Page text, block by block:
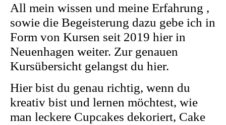
All mein wissen und meine Erfahrung ,
sowie die Begeisterung dazu gebe ich in
Form von Kursen seit 2019 hier in
Neuenhagen weiter. Zur genauen
Kursübersicht gelangst du hier.
Hier bist du genau richtig, wenn du
kreativ bist und lernen möchtest, wie
man leckere Cupcakes dekoriert, Cake